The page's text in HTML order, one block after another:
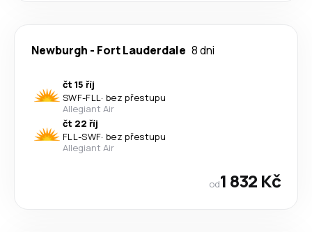
Newburgh - Fort Lauderdale 8 dni
čt 15 říj
SWF-FLL· bez přestupu
Allegiant Air
čt 22 říj
FLL-SWF· bez přestupu
Allegiant Air
od1 832 Kč